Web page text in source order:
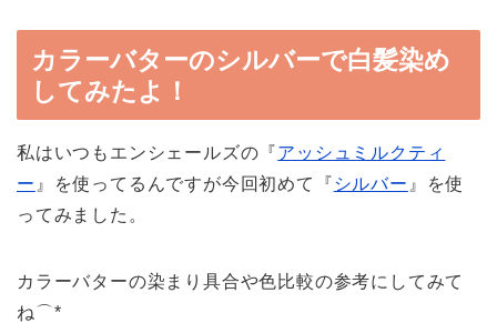
カラーバターのシルバーで白髪染め
してみたよ！
私はいつもエンシェールズの『アッシュミルクティ
ー 』を使ってるんですが今回初めて『 シルバー 』を使
ってみました。
カラーバターの染まり具合や色比較の参考にしてみて
ね⌒*